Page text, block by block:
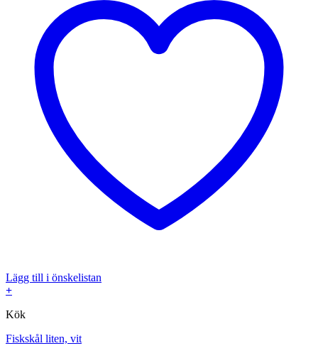
Lägg till i önskelistan
+
Kök
Fiskskål liten, vit